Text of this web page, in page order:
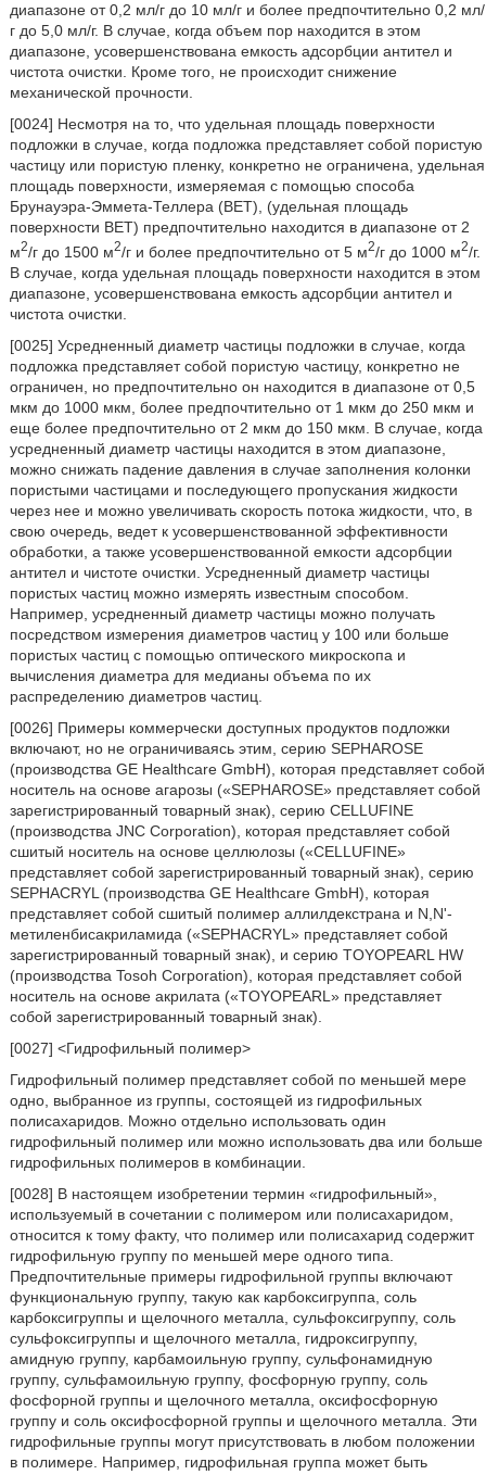
диапазоне от 0,2 мл/г до 10 мл/г и более предпочтительно 0,2 мл/
г до 5,0 мл/г. В случае, когда объем пор находится в этом
диапазоне, усовершенствована емкость адсорбции антител и
чистота очистки. Кроме того, не происходит снижение
механической прочности.
[0024] Несмотря на то, что удельная площадь поверхности
подложки в случае, когда подложка представляет собой пористую
частицу или пористую пленку, конкретно не ограничена, удельная
площадь поверхности, измеряемая с помощью способа
Брунауэра-Эммета-Теллера (BET), (удельная площадь
поверхности BET) предпочтительно находится в диапазоне от 2
м2/г до 1500 м2/г и более предпочтительно от 5 м2/г до 1000 м2/г.
В случае, когда удельная площадь поверхности находится в этом
диапазоне, усовершенствована емкость адсорбции антител и
чистота очистки.
[0025] Усредненный диаметр частицы подложки в случае, когда
подложка представляет собой пористую частицу, конкретно не
ограничен, но предпочтительно он находится в диапазоне от 0,5
мкм до 1000 мкм, более предпочтительно от 1 мкм до 250 мкм и
еще более предпочтительно от 2 мкм до 150 мкм. В случае, когда
усредненный диаметр частицы находится в этом диапазоне,
можно снижать падение давления в случае заполнения колонки
пористыми частицами и последующего пропускания жидкости
через нее и можно увеличивать скорость потока жидкости, что, в
свою очередь, ведет к усовершенствованной эффективности
обработки, а также усовершенствованной емкости адсорбции
антител и чистоте очистки. Усредненный диаметр частицы
пористых частиц можно измерять известным способом.
Например, усредненный диаметр частицы можно получать
посредством измерения диаметров частиц у 100 или больше
пористых частиц с помощью оптического микроскопа и
вычисления диаметра для медианы объема по их
распределению диаметров частиц.
[0026] Примеры коммерчески доступных продуктов подложки
включают, но не ограничиваясь этим, серию SEPHAROSE
(производства GE Healthcare GmbH), которая представляет собой
носитель на основе агарозы («SEPHAROSE» представляет собой
зарегистрированный товарный знак), серию CELLUFINE
(производства JNC Corporation), которая представляет собой
сшитый носитель на основе целлюлозы («CELLUFINE»
представляет собой зарегистрированный товарный знак), серию
SEPHACRYL (производства GE Healthcare GmbH), которая
представляет собой сшитый полимер аллилдекстрана и N,N'-
метиленбисакриламида («SEPHACRYL» представляет собой
зарегистрированный товарный знак), и серию TOYOPEARL HW
(производства Tosoh Corporation), которая представляет собой
носитель на основе акрилата («TOYOPEARL» представляет
собой зарегистрированный товарный знак).
[0027] <Гидрофильный полимер>
Гидрофильный полимер представляет собой по меньшей мере
одно, выбранное из группы, состоящей из гидрофильных
полисахаридов. Можно отдельно использовать один
гидрофильный полимер или можно использовать два или больше
гидрофильных полимеров в комбинации.
[0028] В настоящем изобретении термин «гидрофильный»,
используемый в сочетании с полимером или полисахаридом,
относится к тому факту, что полимер или полисахарид содержит
гидрофильную группу по меньшей мере одного типа.
Предпочтительные примеры гидрофильной группы включают
функциональную группу, такую как карбоксигруппа, соль
карбоксигруппы и щелочного металла, сульфоксигруппу, соль
сульфоксигруппы и щелочного металла, гидроксигруппу,
амидную группу, карбамоильную группу, сульфонамидную
группу, сульфамоильную группу, фосфорную группу, соль
фосфорной группы и щелочного металла, оксифосфорную
группу и соль оксифосфорной группы и щелочного металла. Эти
гидрофильные группы могут присутствовать в любом положении
в полимере. Например, гидрофильная группа может быть